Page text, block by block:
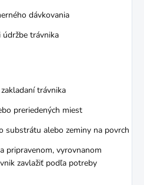
dávkovania
údržbe trávnika
trávnika
preriedených miest
substrátu alebo zeminy na povrch
pripravenom, vyrovnanom
zavlažiť podľa potreby